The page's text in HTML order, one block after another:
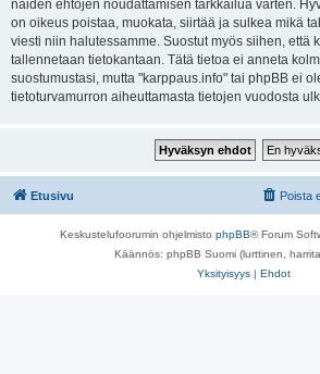
näiden ehtojen noudattamisen tarkkailua varten.
on oikeus poistaa, muokata, siirtää ja sulkea mikä
viesti niin halutessamme. Suostut myös siihen, että
tallennetaan tietokantaan. Tätä tietoa ei anneta
suostumustasi, mutta "karppaus.info" tai phpBB ei
tietoturvamurron aiheuttamasta tietojen vuodosta
Etusivu Poista
Keskustelufoorumin ohjelmisto phpBB® Forum
Käännös: phpBB Suomi (lurttinen,
Yksityisyys | Ehdot